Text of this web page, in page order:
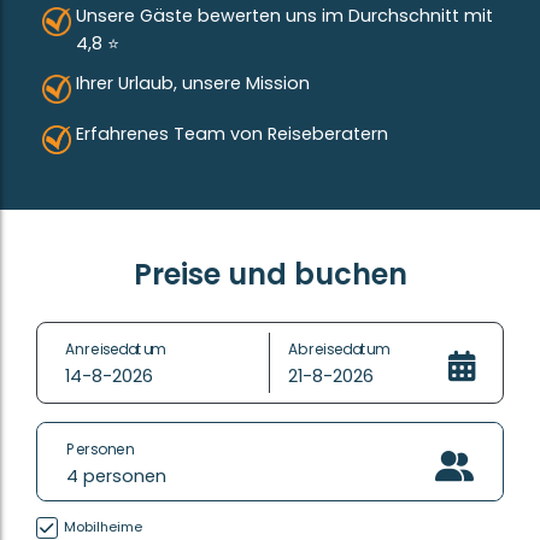
Unsere Gäste bewerten uns im Durchschnitt mit
4,8 ⭐
Ihrer Urlaub, unsere Mission
Erfahrenes Team von Reiseberatern
Preise und buchen
Anreisedatum
14-8-2026
Abreisedatum
21-8-2026
Personen
4 personen
Mobilheime